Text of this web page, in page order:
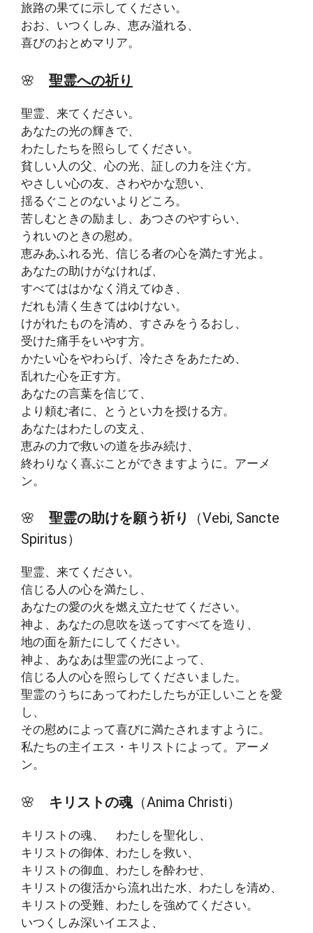
旅路の果てに示してください。
おお、いつくしみ、恵み溢れる、
喜びのおとめマリア。
🌸 聖霊への祈り
聖霊、来てください。
あなたの光の輝きで、
わたしたちを照らしてください。
貧しい人の父、心の光、証しの力を注ぐ方。
やさしい心の友、さわやかな憩い、
揺るぐことのないよりどころ。
苦しむときの励まし、あつさのやすらい、
うれいのときの慰め。
恵みあふれる光、信じる者の心を満たす光よ。
あなたの助けがなければ、
すべてははかなく消えてゆき、
だれも清く生きてはゆけない。
けがれたものを清め、すさみをうるおし、
受けた痛手をいやす方。
かたい心をやわらげ、冷たさをあたため、
乱れた心を正す方。
あなたの言葉を信じて、
より頼む者に、とうとい力を授ける方。
あなたはわたしの支え、
恵みの力で救いの道を歩み続け、
終わりなく喜ぶことができますように。アーメ
ン。
🌸 聖霊の助けを願う祈り
（Vebi, Sancte
Spiritus）
聖霊、来てください。
信じる人の心を満たし、
あなたの愛の火を燃え立たせてください。
神よ、あなたの息吹を送ってすべてを造り、
地の面を新たにしてください。
神よ、あなあは聖霊の光によって、
信じる人の心を照らしてくださいました。
聖霊のうちにあってわたしたちが正しいことを愛
し、
その慰めによって喜びに満たされますように。
私たちの主イエス・キリストによって。アーメ
ン。
🌸 キリストの魂（Anima Christi）
キリストの魂、 わたしを聖化し、
キリストの御体、わたしを救い、
キリストの御血、わたしを酔わせ、
キリストの復活から流れ出た水、わたしを清め、
キリストの受難、わたしを強めてください。
いつくしみ深いイエスよ、